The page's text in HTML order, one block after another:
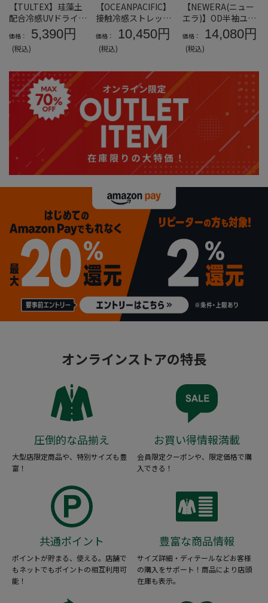
【TULTEX】珪藻土
配合冷感UVドライフ
ルジップパーカー＊
カタログ商品
価格： 5,390円
(税込)
【OCEANPACIFIC】
接触冷感ストレッチ
UV長袖フルジップパ
ーカー＊カタログ商
品
価格： 10,450円
(税込)
【NEWERA(ニュー
エラ)】OD半袖ユー
ティリティーピステ
＊カタログ商品
価格： 14,080円
(税込)
オンラインストアの特長
圧倒的な品揃え
大型店限定商品や、特別サイズも豊
富！
お買い得情報満載
会員限定クーポンや、限定価格で購
入できる！
共通ポイント
ポイントが貯まる、使える。店舗で
もネットでもポイントの相互利用可
能！
豊富な商品情報
サイズ詳細・ディテールなどお客様
の購入をサポート！商品により店頭
在庫も表示。